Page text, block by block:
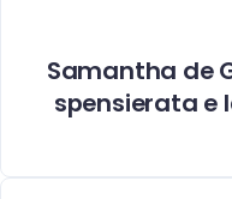
Samantha de
spensierata e